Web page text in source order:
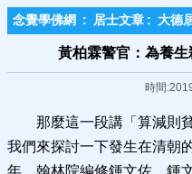
念覺學佛網 : 居士文章 : 大德
黃柏霖警官：為養
時間
那麼這一段講「算減則
我們來探討一下發生在清朝